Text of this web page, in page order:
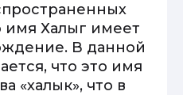
имя Халыг имеет
В данной
что это имя
«халык», что в